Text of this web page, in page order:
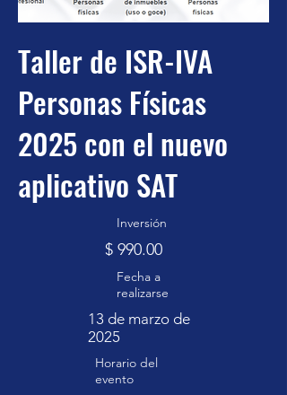
Taller de ISR-IVA
Personas Físicas
2025 con el nuevo
aplicativo SAT
Inversión
$ 990.00
Fecha a
realizarse
13 de marzo de
2025
Horario del
evento